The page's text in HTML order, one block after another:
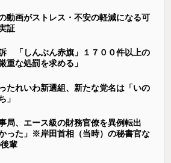
動画がストレス・不安の軽減になる可
証
訴 「しんぶん赤旗」１７００件以上の
な処罰を求める」
たれいわ新選組、新たな党名は「いの
」
局、エース級の財務官僚を異例転出
った」※岸田首相（当時）の秘書官な
輩